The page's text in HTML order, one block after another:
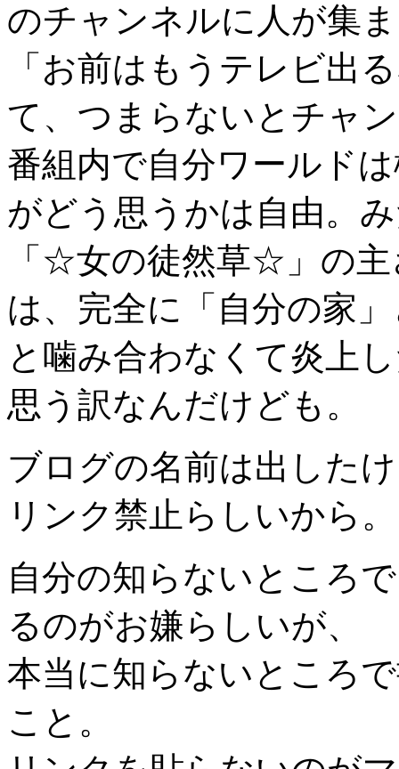
のチャンネルに人が集
「お前はもうテレビ出
て、つまらないとチャ
番組内で自分ワールド
がどう思うかは自由。
「☆女の徒然草☆」の
は、完全に「自分の家
と噛み合わなくて炎上
思う訳なんだけども。
ブログの名前は出した
リンク禁止らしいから。
自分の知らないところ
るのがお嫌らしいが、
本当に知らないところ
こと。